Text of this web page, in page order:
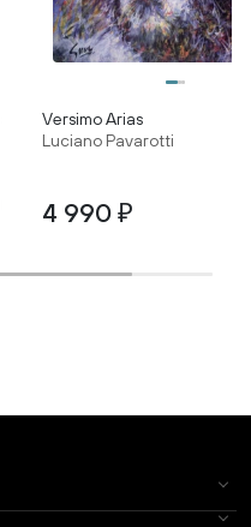
Luciano Pavarotti
Versimo Arias
4 990 ₽